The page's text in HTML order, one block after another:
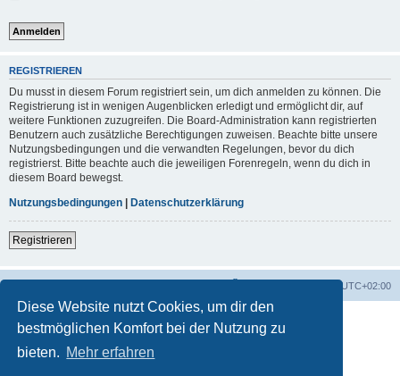
Diese Website nutzt Cookies, um dir den
bestmöglichen Komfort bei der Nutzung zu
bieten. Mehr erfahren
REGISTRIEREN
Du musst in diesem Forum registriert sein, um dich anmelden zu können. Die
Registrierung ist in wenigen Augenblicken erledigt und ermöglicht dir, auf
weitere Funktionen zuzugreifen. Die Board-Administration kann registrierten
Benutzern auch zusätzliche Berechtigungen zuweisen. Beachte bitte unsere
Nutzungsbedingungen und die verwandten Regelungen, bevor du dich
registrierst. Bitte beachte auch die jeweiligen Forenregeln, wenn du dich in
diesem Board bewegst.
Nutzungsbedingungen | Datenschutzerklärung
Registrieren
UTC+02:00